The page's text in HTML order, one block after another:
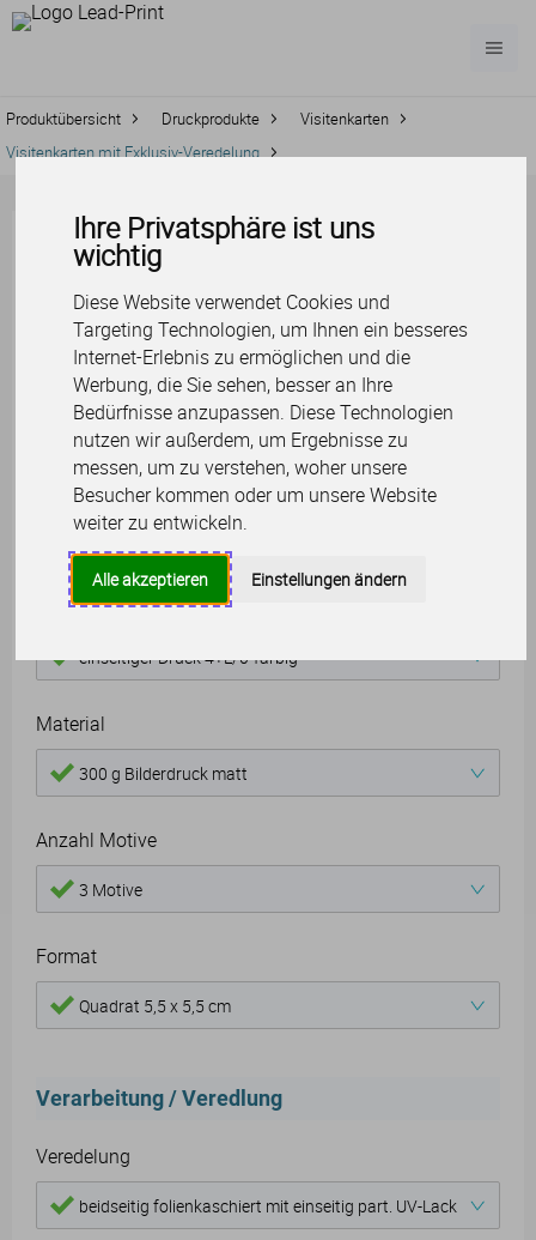
Ihre Privatsphäre ist uns
wichtig
Diese Website verwendet Cookies und
Targeting Technologien, um Ihnen ein besseres
Internet-Erlebnis zu ermöglichen und die
Werbung, die Sie sehen, besser an Ihre
Bedürfnisse anzupassen. Diese Technologien
nutzen wir außerdem, um Ergebnisse zu
messen, um zu verstehen, woher unsere
Besucher kommen oder um unsere Website
weiter zu entwickeln.
Alle akzeptieren Einstellungen ändern
Produktübersicht Druckprodukte
Visitenkarten
Visitenkarten mit Exklusiv-Veredelung
Visitenkarten mit
Exklusiv-
Veredelung
Lacke und Prägungen setzen
optische Akzente und sind angenehm
anzufassen.
Produkteigenschaften
Farbigkeit
einseitiger Druck 4+L/0-farbig
Material
300 g Bilderdruck matt
Anzahl Motive
3 Motive
Format
Quadrat 5,5 x 5,5 cm
Verarbeitung / Veredlung
Veredelung
beidseitig folienkaschiert mit einseitig part. UV-Lack